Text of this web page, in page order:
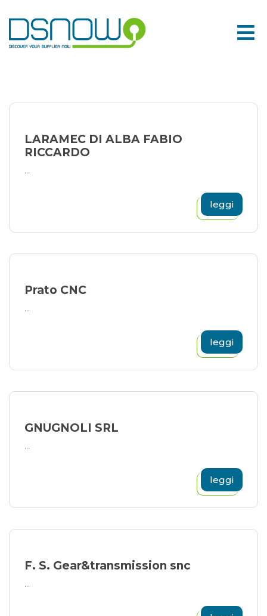
to
content
LARAMEC DI ALBA FABIO
RICCARDO
...
leggi
Prato CNC
...
leggi
GNUGNOLI SRL
...
leggi
F. S. Gear&transmission snc
...